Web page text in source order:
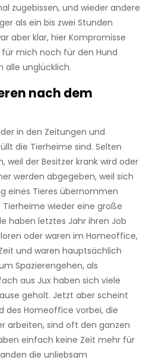
zugebissen, und wieder andere
als ein bis zwei Stunden
aber klar, hier Kompromisse
mich noch für den Hund
alle unglücklich.
nach dem
in den Zeitungen und
die Tierheime sind. Selten
weil der Besitzer krank wird oder
werden abgegeben, weil sich
eines Tieres übernommen
wieder eine große
haben letztes Jahr ihren Job
oder waren im Homeoffice,
und waren hauptsächlich
Spazierengehen, als
aus Jux haben sich viele
geholt. Jetzt aber scheint
des Homeoffice vorbei, die
arbeiten, sind oft den ganzen
einfach keine Zeit mehr für
die unliebsam